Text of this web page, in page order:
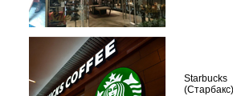
Starbucks
(Старбакс)